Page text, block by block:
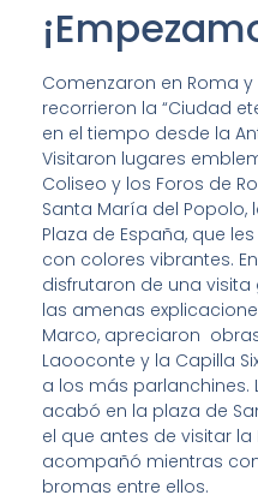
Comenzaron en Roma
recorrieron la “Ciudad
en el tiempo desde la
Visitaron lugares
Coliseo y los Foros de
Santa María del Popolo,
Plaza de España, que
con colores vibrantes.
disfrutaron de una
las amenas
Marco, apreciaron
Laooconte y la Capilla
a los más parlanchines.
acabó en la plaza de
el que antes de visitar
acompañó mientras
bromas entre ellos.